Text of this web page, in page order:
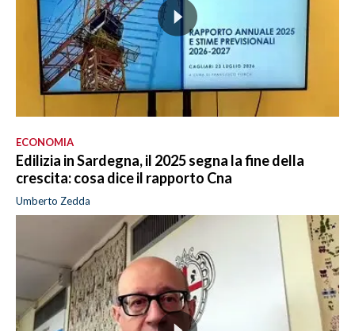
ECONOMIA
Edilizia in Sardegna, il 2025 segna la fine della
crescita: cosa dice il rapporto Cna
Umberto Zedda